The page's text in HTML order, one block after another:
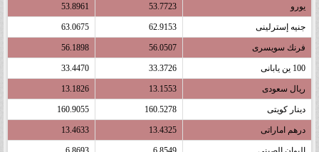
يورو 53.7723
53.8961
جنيه إسترلينى 62.9153
63.0675
فرنك سويسرى 56.0507
56.1898
100 ين يابانى 33.3726
33.4470
ريال سعودى 13.1553
13.1826
دينار كويتى 160.5278
160.9055
درهم اماراتى 13.4325
13.4633